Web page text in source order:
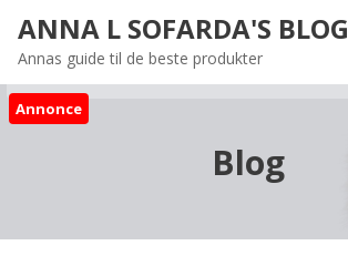
content
ANNA L SOFARDA'S BLOG
Annas guide til de beste produkter
Annonce
Blog